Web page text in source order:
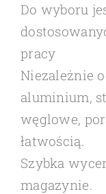
Do wyboru
pracy
Niezależnie
aluminium,
węglowe,
łatwością.
Szybka
magazynie.